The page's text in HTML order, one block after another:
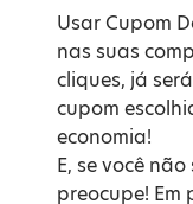
Usar Cupom
nas suas
cliques, já
cupom
economia!
E, se você
preocupe!